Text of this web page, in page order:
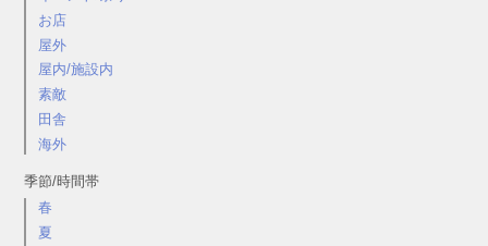
お店
屋外
屋内/施設内
素敵
田舎
海外
季節/時間帯
春
夏